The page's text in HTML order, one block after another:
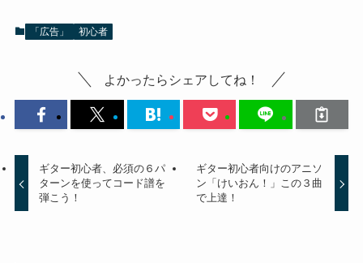
「広告」 初心者
よかったらシェアしてね！
ギター初心者、必須の６パ
ターンを使ってコード譜を
弾こう！
ギター初心者向けのアニソ
ン「けいおん！」この３曲
で上達！